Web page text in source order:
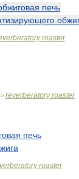
печь
roaster
> reverberatory roaster
печь
roaster